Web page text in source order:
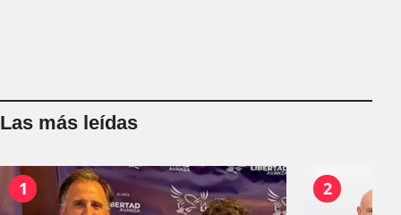
Las más leídas
1 2